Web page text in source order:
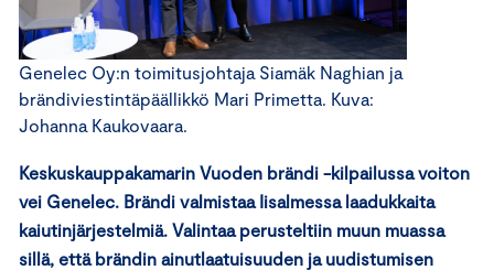
Genelec Oy:n toimitusjohtaja Siamäk Naghian ja
brändiviestintäpäällikkö Mari Primetta. Kuva:
Johanna Kaukovaara.
Keskuskauppakamarin Vuoden brändi -kilpailussa voiton
vei Genelec. Brändi valmistaa Iisalmessa laadukkaita
kaiutinjärjestelmiä. Valintaa perusteltiin muun muassa
sillä, että brändin ainutlaatuisuuden ja uudistumisen